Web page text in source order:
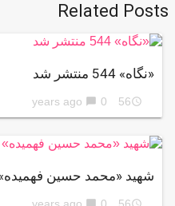
Related Posts
«نگاه» 544 منتشر شد
access_time
56 years ago
chat_bubble 0
شهید «محمد حسین فهمیده»
access_time